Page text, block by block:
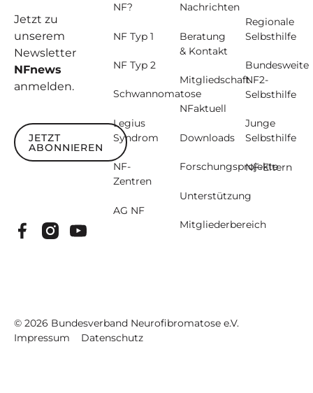
Jetzt zu
unserem
Newsletter
NFnews
anmelden.
Jetzt abonnieren
JETZT
ABONNIEREN
NF?
NF Typ 1
NF Typ 2
Schwannomatose
Legius
Syndrom
NF-
Zentren
AG NF
Nachrichten
Beratung
& Kontakt
Mitgliedschaft
NFaktuell
Downloads
Forschungsprojekte
Unterstützung
Mitgliederbereich
Regionale
Selbsthilfe
Bundesweite
NF2-
Selbsthilfe
Junge
Selbsthilfe
NF-Eltern
© 2026 Bundesverband Neurofibromatose e.V.
Impressum
Datenschutz